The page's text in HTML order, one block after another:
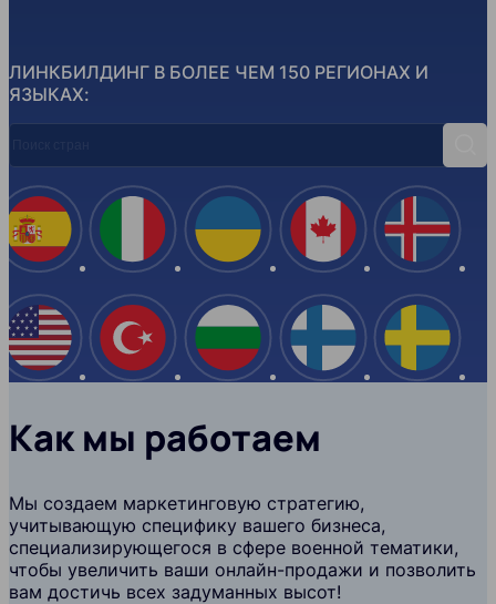
ЛИНКБИЛДИНГ В БОЛЕЕ ЧЕМ 150 РЕГИОНАХ И
ЯЗЫКАХ:
Испания
США
Италия
Турция
Украина
Болгария
Канада
Финляндия
Как мы работаем
Мы создаем маркетинговую стратегию,
учитывающую специфику вашего бизнеса,
специализирующегося в сфере военной тематики,
чтобы увеличить ваши онлайн-продажи и позволить
вам достичь всех задуманных высот!